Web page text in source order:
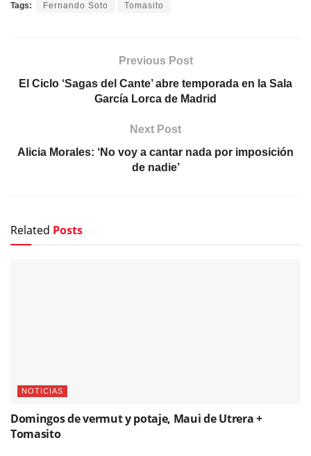
Tags: Fernando Soto Tomasito
Previous Post
El Ciclo ‘Sagas del Cante’ abre temporada en la Sala
García Lorca de Madrid
Next Post
Alicia Morales: ‘No voy a cantar nada por imposición
de nadie’
Related Posts
NOTICIAS
Domingos de vermut y potaje, Maui de Utrera +
Tomasito